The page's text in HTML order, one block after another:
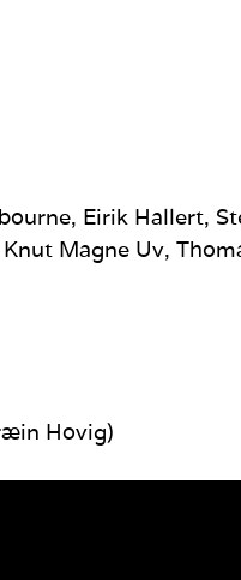
Eirik Hallert,
Magne Uv,
Hovig)